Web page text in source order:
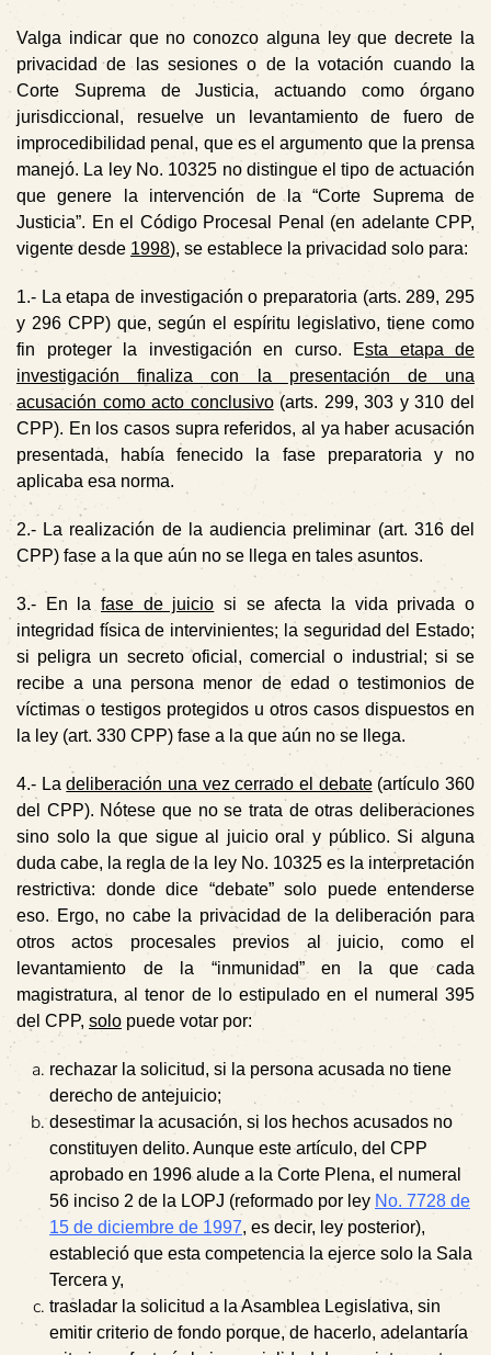
Valga indicar que no conozco alguna ley que decrete la
privacidad de las sesiones o de la votación cuando la
Corte Suprema de Justicia, actuando como órgano
jurisdiccional, resuelve un levantamiento de fuero de
improcedibilidad penal, que es el argumento que la prensa
manejó. La ley No. 10325 no distingue el tipo de actuación
que genere la intervención de la “Corte Suprema de
Justicia”. En el Código Procesal Penal (en adelante CPP,
vigente desde 1998), se establece la privacidad solo para:
1.- La etapa de investigación o preparatoria (arts. 289, 295
y 296 CPP) que, según el espíritu legislativo, tiene como
fin proteger la investigación en curso.
Esta etapa de
investigación finaliza con la presentación de una
acusación como acto conclusivo(arts. 299, 303 y 310 del
CPP). En los casos supra referidos, al ya haber acusación
presentada, había fenecido la fase preparatoria y no
aplicaba esa norma.
2.- La realización de laaudiencia preliminar (art. 316 del
CPP) fase a la que aún no se llega en tales asuntos.
3.- En la fase de juicio si se afecta la vida privada o
integridad física de intervinientes; la seguridad del Estado;
si peligra un secreto oficial, comercial o industrial; si se
recibe a una persona menor de edad o testimonios de
víctimas o testigos protegidos u otros casos dispuestos en
la ley (art. 330 CPP) fase a la que aún no se llega.
4.- Ladeliberación una vez cerrado el debate(artículo 360
del CPP). Nótese que no se trata de otras deliberaciones
sino solo la que sigue al juicio oral y público. Si alguna
duda cabe, la regla de la ley No. 10325 es la interpretación
restrictiva: donde dice “debate” solo puede entenderse
eso. Ergo, no cabe la privacidad de la deliberación para
otros actos procesales previos al juicio, como el
levantamiento de la “inmunidad” en la que cada
magistratura, al tenor de lo estipulado en el numeral 395
del CPP, solo puede votar por:
rechazar la solicitud, si la persona acusada no tiene
derecho de antejuicio;
desestimar la acusación, si los hechos acusados no
constituyen delito. Aunque este artículo, del CPP
aprobado en 1996 alude a la Corte Plena, el numeral
56 inciso 2 de la LOPJ (reformado por ley No. 7728 de
15 de diciembre de 1997, es decir, ley posterior),
estableció que esta competencia la ejerce solo la Sala
Tercera y,
trasladar la solicitud a la Asamblea Legislativa, sin
emitir criterio de fondo porque, de hacerlo, adelantaría